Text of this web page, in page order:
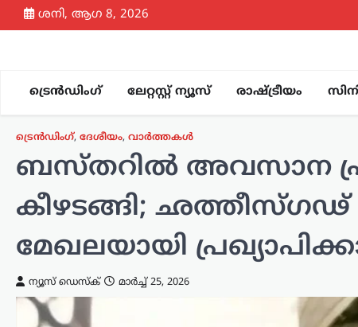
Skip
to
ശനി, ആഗ 8, 2026
ട്രെൻഡിംഗ് ലേറ്റസ്റ്റ് ന്യൂസ് രാഷ്ട്രീയം
ട്രെൻഡിംഗ്, ദേശീയം, വാർത്തകൾ
ബസ്തറിൽ അവസാന
കീഴടങ്ങി; ഛത്തീസ്ഗഢ്
മേഖലയായി
ന്യൂസ് ഡെസ്ക് മാർച്ച്‌ 25, 2026